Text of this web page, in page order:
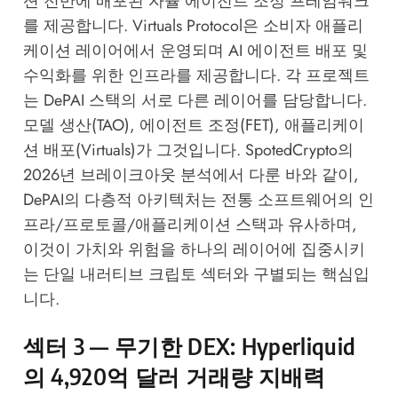
를 제공합니다. Virtuals Protocol은 소비자 애플리
케이션 레이어에서 운영되며 AI 에이전트 배포 및
수익화를 위한 인프라를 제공합니다. 각 프로젝트
는 DePAI 스택의 서로 다른 레이어를 담당합니다.
모델 생산(TAO), 에이전트 조정(FET), 애플리케이
션 배포(Virtuals)가 그것입니다. SpotedCrypto의
2026년 브레이크아웃 분석에서 다룬 바와 같이,
DePAI의 다층적 아키텍처는 전통 소프트웨어의 인
프라/프로토콜/애플리케이션 스택과 유사하며,
이것이 가치와 위험을 하나의 레이어에 집중시키
는 단일 내러티브 크립토 섹터와 구별되는 핵심입
니다.
섹터 3 — 무기한 DEX: Hyperliquid
의 4,920억 달러 거래량 지배력